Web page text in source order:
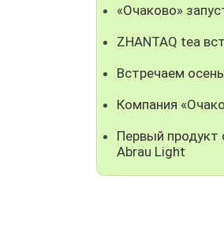
«Очаково»
ZHANTAQ tea
Встречаем
Компания
Первый
Abrau Light